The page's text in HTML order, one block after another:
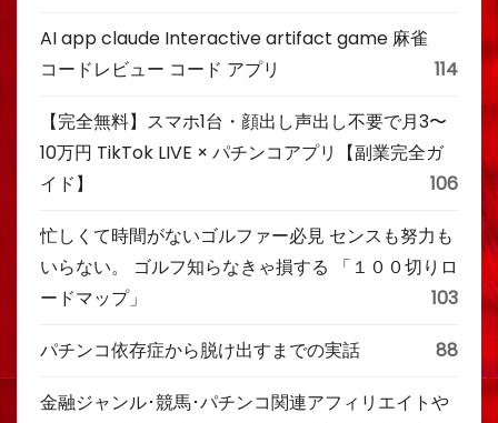
AI app claude Interactive artifact game 麻雀
コードレビュー コード アプリ
114
【完全無料】スマホ1台・顔出し声出し不要で月3〜
10万円 TikTok LIVE × パチンコアプリ【副業完全ガ
イド】
106
忙しくて時間がないゴルファー必見 センスも努力も
いらない。 ゴルフ知らなきゃ損する 「１００切りロ
ードマップ」
103
パチンコ依存症から脱け出すまでの実話 88
金融ジャンル･競馬･パチンコ関連アフィリエイトや